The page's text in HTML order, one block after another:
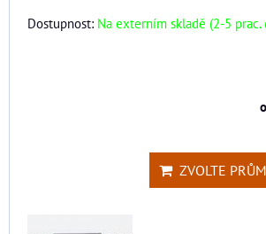
Dostupnost: Na externím skladě (2-5 prac.
ZVOLTE